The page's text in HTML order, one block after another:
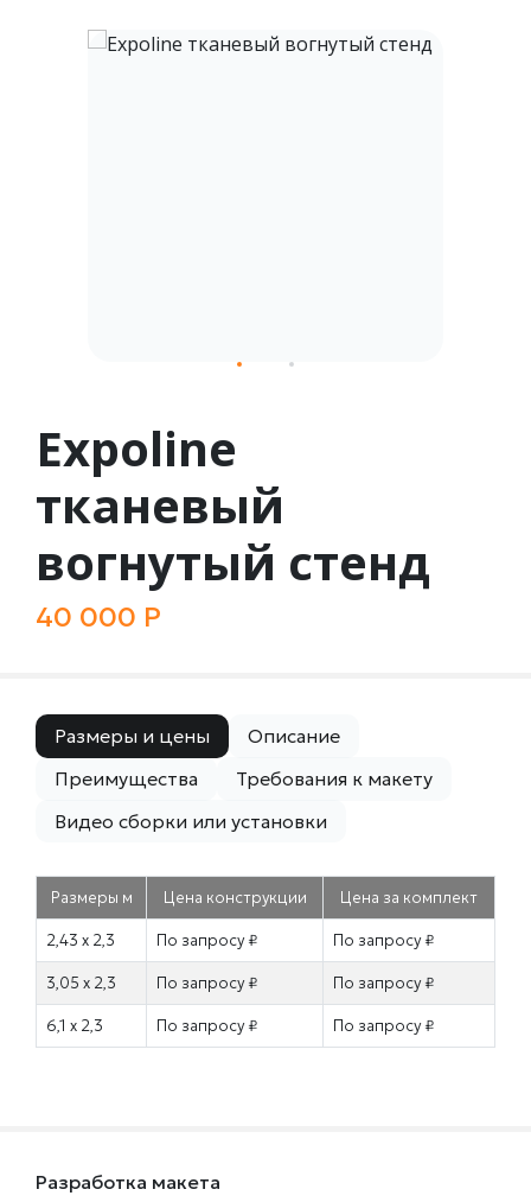
Expoline
тканевый
вогнутый стенд
40 000 Р
Размеры и цены
Описание
Преимущества
Требования к макету
Видео сборки или установки
Размеры м Цена конструкции Цена за комплект
2,43 х 2,3 По запросу ₽ По запросу ₽
3,05 х 2,3 По запросу ₽ По запросу ₽
6,1 х 2,3 По запросу ₽ По запросу ₽
Разработка макета